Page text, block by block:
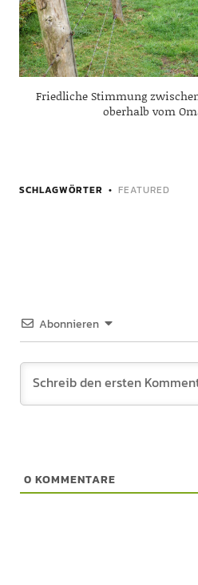
Friedliche Stimmung
oberhalb vom
SCHLAGWÖRTER FEATURED
Abonnieren
0 KOMMENTARE